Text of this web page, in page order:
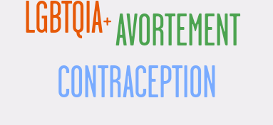
LGBTQIA+AVORTEMENT
CONTRACEPTION